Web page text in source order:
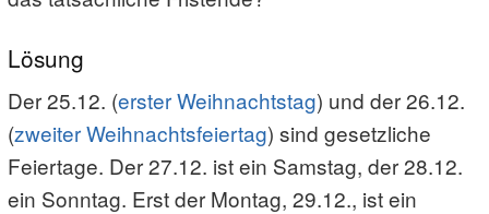
Lösung
Der 25.12. (erster Weihnachtstag) und der 26.12.
(zweiter Weihnachtsfeiertag) sind gesetzliche
Feiertage. Der 27.12. ist ein Samstag, der 28.12.
ein Sonntag. Erst der Montag, 29.12., ist ein